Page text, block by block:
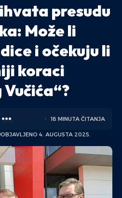
presudu
Može li
i očekuju li
koraci
OBJAVLJENO 4. AUGUSTA 2025.
18 MINUTA ČITANJA